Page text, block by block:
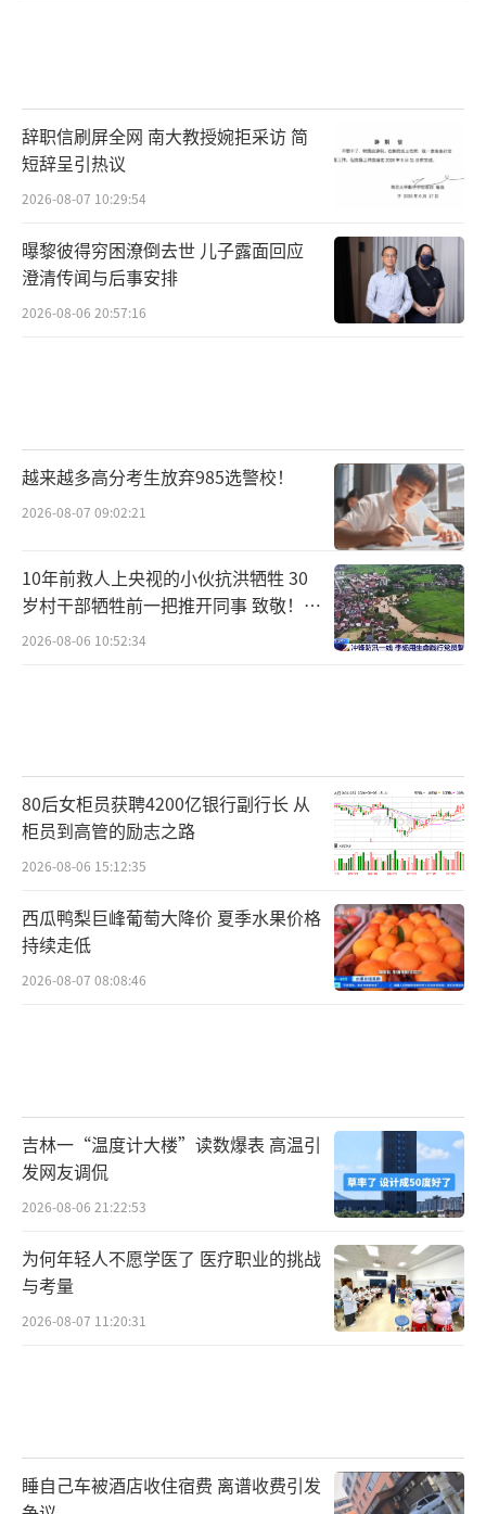
辞职信刷屏全网 南大教授婉拒采访 简
短辞呈引热议
2026-08-07 10:29:54
曝黎彼得穷困潦倒去世 儿子露面回应
澄清传闻与后事安排
2026-08-06 20:57:16
越来越多高分考生放弃985选警校！
2026-08-07 09:02:21
10年前救人上央视的小伙抗洪牺牲 30
岁村干部牺牲前一把推开同事 致敬！送
别！
2026-08-06 10:52:34
80后女柜员获聘4200亿银行副行长 从
柜员到高管的励志之路
2026-08-06 15:12:35
西瓜鸭梨巨峰葡萄大降价 夏季水果价格
持续走低
2026-08-07 08:08:46
吉林一“温度计大楼”读数爆表 高温引
发网友调侃
2026-08-06 21:22:53
为何年轻人不愿学医了 医疗职业的挑战
与考量
2026-08-07 11:20:31
睡自己车被酒店收住宿费 离谱收费引发